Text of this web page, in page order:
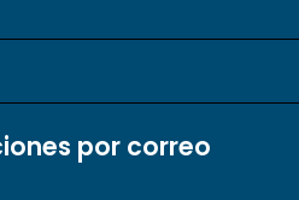
por correo